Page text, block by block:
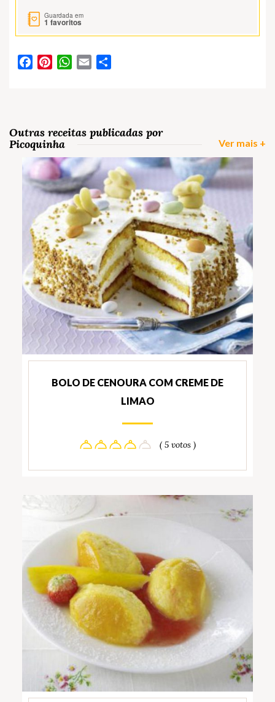
Guardada em
1 favoritos
FacebookPinterestWhatsApp
Email
Outras receitas publicadas por
Picoquinha
Ver mais +
BOLO DE CENOURA COM CREME DE
LIMAO
( 5 votos )